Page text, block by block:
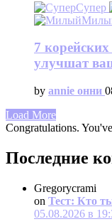
Супер
7
улучшат
by annie онни
Load More
Congratulations.
Последние
Gregorycrami
on Тест: Кто
05.08.2026 в